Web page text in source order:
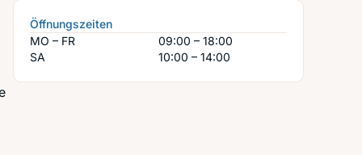
Öffnungszeiten
MO – FR
09:00 – 18:00
SA
10:00 – 14:00